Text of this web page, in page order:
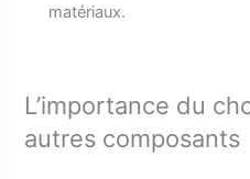
matériaux.
L’importance du
autres composants